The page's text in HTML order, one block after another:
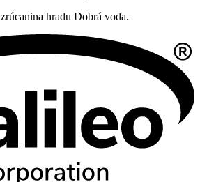
hradu Dobrá voda.